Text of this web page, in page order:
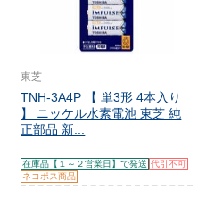
東芝
TNH-3A4P 【 単3形 4本入り
】 ニッケル水素電池 東芝 純
正部品 新...
在庫品【１～２営業日】で発送 代引不可
ネコポス商品